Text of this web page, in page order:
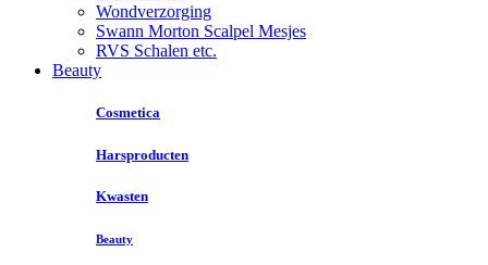
Wondverzorging
Swann Morton Scalpel Mesjes
RVS Schalen etc.
Beauty
Cosmetica
Harsproducten
Kwasten
Beauty